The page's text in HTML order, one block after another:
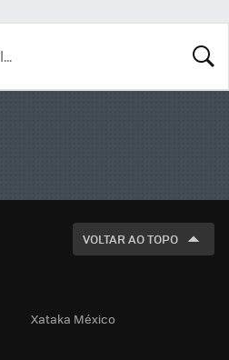
VOLTAR AO TOPO
Xataka México